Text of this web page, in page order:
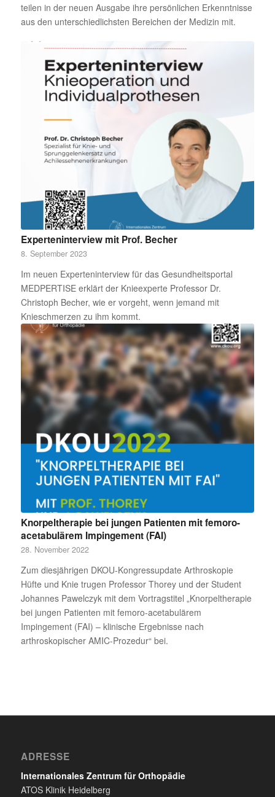
teilen in der neuen Ausgabe ihre persönlichen Erkenntnisse
aus den unterschiedlichsten Bereichen der Medizin mit.
Experteninterview mit Prof. Becher
8. September 2023
Im neuen Experteninterview für das Gesundheitsportal
MEDPERTISE erklärt der Knieexperte Professor Dr.
Christoph Becher, wie er vorgeht, wenn jemand mit
Knieschmerzen zu ihm kommt.
Knorpeltherapie bei jungen Patienten mit femoro-
acetabulärem Impingement (FAI)
28. November 2022
Zum diesjährigen DKOU-Kongressupdate Arthroskopie
Hüfte und Knie trugen Professor Thorey und der Student
Johannes Pawelczyk mit dem Vortragstitel „Knorpeltherapie
bei jungen Patienten mit femoro-acetabulärem
Impingement (FAI) – klinische Ergebnisse nach
arthroskopischer AMIC-Prozedur“ bei.
ADRESSE
Internationales Zentrum für Orthopädie
ATOS Klinik Heidelberg